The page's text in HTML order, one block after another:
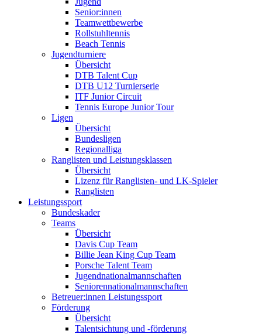
Senior:innen
Teamwettbewerbe
Rollstuhltennis
Beach Tennis
Jugendturniere
Übersicht
DTB Talent Cup
DTB U12 Turnierserie
ITF Junior Circuit
Tennis Europe Junior Tour
Ligen
Übersicht
Bundesligen
Regionalliga
Ranglisten und Leistungsklassen
Übersicht
Lizenz für Ranglisten- und LK-Spieler
Ranglisten
Leistungssport
Bundeskader
Teams
Übersicht
Davis Cup Team
Billie Jean King Cup Team
Porsche Talent Team
Jugendnationalmannschaften
Seniorennationalmannschaften
Betreuer:innen Leistungssport
Förderung
Übersicht
Talentsichtung und -förderung